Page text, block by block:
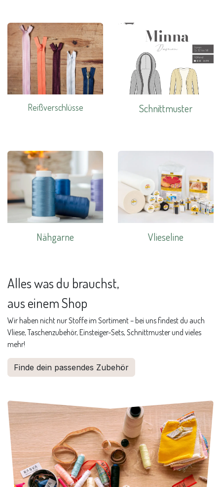
Reißverschlüsse Schnittmuster
Nähgarne Vlieseline
Alles was du brauchst,
aus einem Shop
Wir haben nicht nur Stoffe im Sortiment – bei uns findest du auch
Vliese, Taschenzubehör, Einsteiger-Sets, Schnittmuster und vieles
mehr!
Finde dein passendes Zubehör